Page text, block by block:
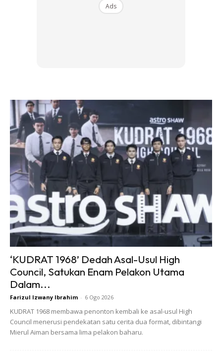
Ads
‘KUDRAT 1968’ Dedah Asal-Usul High
Council, Satukan Enam Pelakon Utama
Dalam...
Farizul Izwany Ibrahim - 6 Ogo 2026
KUDRAT 1968 membawa penonton kembali ke asal-usul High
Council menerusi pendekatan satu cerita dua format, dibintangi
Mierul Aiman bersama lima pelakon baharu.